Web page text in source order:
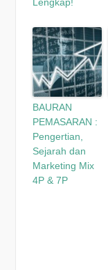
BAURAN
PEMASARAN :
Pengertian,
Sejarah dan
Marketing Mix
4P & 7P